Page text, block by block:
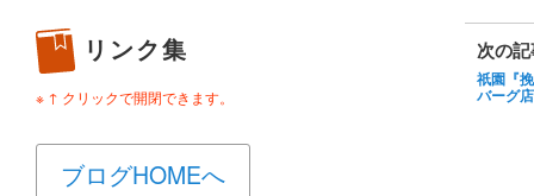
次の
祇園『
バーグ
リンク集
※ ↑ クリックで開閉できます。
ブログHOMEへ